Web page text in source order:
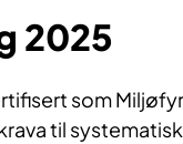
2025
som
til